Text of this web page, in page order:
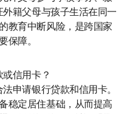
外籍父母与孩子生活在同一
教育中断风险，是跨国家
保障。
或信用卡？
申请银行贷款和信用卡。
稳定居住基础，从而提高